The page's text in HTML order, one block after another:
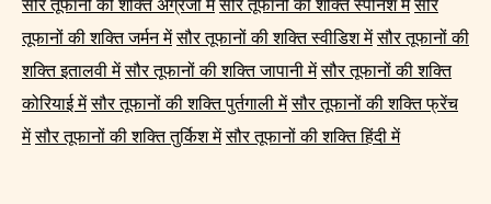
सौर तूफानों की शक्ति अंग्रेजी में सौर तूफानों की शक्ति स्पेनिश में सौर
तूफानों की शक्ति जर्मन में सौर तूफानों की शक्ति स्वीडिश में सौर तूफानों की
शक्ति इतालवी में सौर तूफानों की शक्ति जापानी में सौर तूफानों की शक्ति
कोरियाई में सौर तूफानों की शक्ति पुर्तगाली में सौर तूफानों की शक्ति फ्रेंच
में सौर तूफानों की शक्ति तुर्किश में सौर तूफानों की शक्ति हिंदी में